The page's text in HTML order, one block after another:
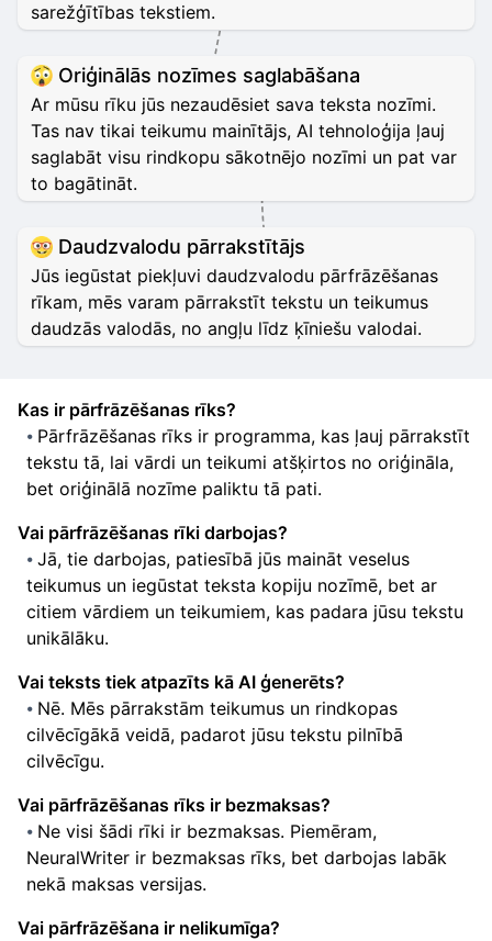
sarežģītības tekstiem.
Oriģinālās nozīmes saglabāšana
Ar mūsu rīku jūs nezaudēsiet sava teksta nozīmi.
Tas nav tikai teikumu mainītājs, AI tehnoloģija ļauj
saglabāt visu rindkopu sākotnējo nozīmi un pat var
to bagātināt.
Daudzvalodu pārrakstītājs
Jūs iegūstat piekļuvi daudzvalodu pārfrāzēšanas
rīkam, mēs varam pārrakstīt tekstu un teikumus
daudzās valodās, no angļu līdz ķīniešu valodai.
Kas ir pārfrāzēšanas rīks?
Pārfrāzēšanas rīks ir programma, kas ļauj pārrakstīt
tekstu tā, lai vārdi un teikumi atšķirtos no oriģināla,
bet oriģinālā nozīme paliktu tā pati.
Vai pārfrāzēšanas rīki darbojas?
Jā, tie darbojas, patiesībā jūs maināt veselus
teikumus un iegūstat teksta kopiju nozīmē, bet ar
citiem vārdiem un teikumiem, kas padara jūsu tekstu
unikālāku.
Vai teksts tiek atpazīts kā AI ģenerēts?
Nē. Mēs pārrakstām teikumus un rindkopas
cilvēcīgākā veidā, padarot jūsu tekstu pilnībā
cilvēcīgu.
Vai pārfrāzēšanas rīks ir bezmaksas?
Ne visi šādi rīki ir bezmaksas. Piemēram,
NeuralWriter ir bezmaksas rīks, bet darbojas labāk
nekā maksas versijas.
Vai pārfrāzēšana ir nelikumīga?